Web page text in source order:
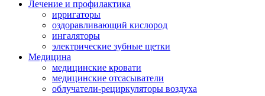
Лечение и профилактика
ирригаторы
оздоравливающий кислород
ингаляторы
электрические зубные щетки
Медицина
медицинские кровати
медицинские отсасыватели
облучатели-рециркуляторы воздуха